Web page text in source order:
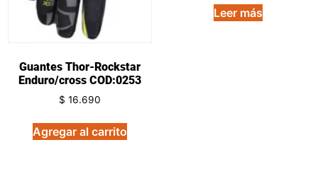
Guantes Thor-Rockstar
Enduro/cross COD:0253
$ 16.690
Agregar al carrito
de 5
Leer más